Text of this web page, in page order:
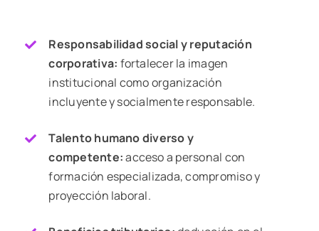
Responsabilidad social y reputación
corporativa: fortalecer la imagen
institucional como organización
incluyente y socialmente responsable.
Talento humano diverso y
competente:acceso a personal con
formación especializada,compromiso y
proyección laboral.